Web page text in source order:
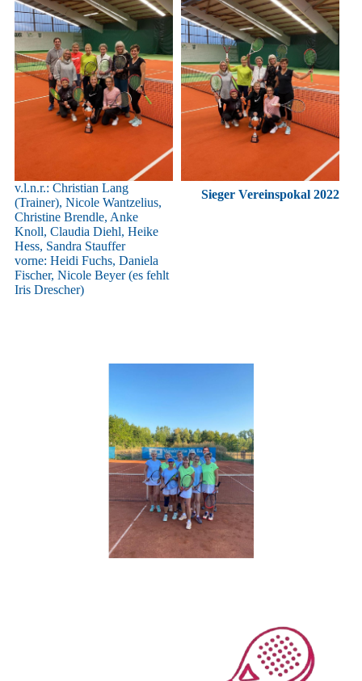
v.l.n.r.: Christian Lang
(Trainer), Nicole Wantzelius,
Christine Brendle, Anke
Knoll, Claudia Diehl, Heike
Hess, Sandra Stauffer
vorne: Heidi Fuchs, Daniela
Fischer, Nicole Beyer (es fehlt
Iris Drescher)
Sieger Vereinspokal 2022